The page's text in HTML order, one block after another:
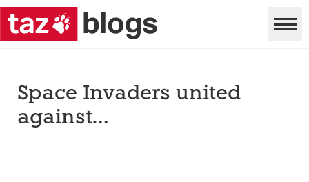
Space Invaders united
against…